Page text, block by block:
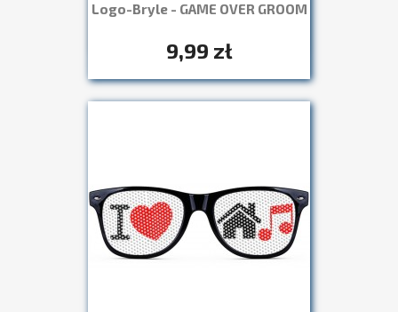
Logo-Bryle - GAME OVER GROOM
9,99 zł
Szybki podgląd